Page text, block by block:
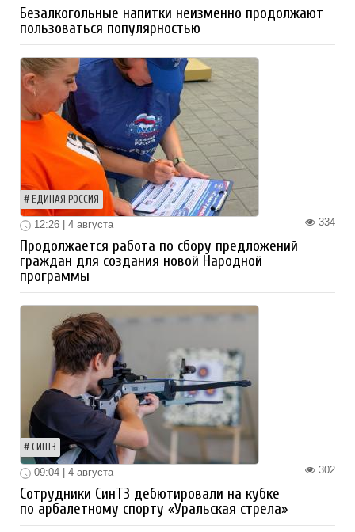
Безалкогольные напитки неизменно продолжают
пользоваться популярностью
ЕДИНАЯ РОССИЯ
334
12:26 | 4 августа
Продолжается работа по сбору предложений
граждан для создания новой Народной
программы
СИНТЗ
302
09:04 | 4 августа
Сотрудники СинТЗ дебютировали на кубке
по арбалетному спорту «Уральская стрела»